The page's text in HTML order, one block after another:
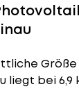
liegt bei 6,9